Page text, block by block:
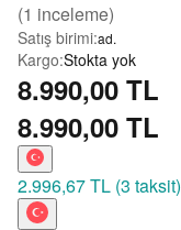
(1 inceleme)
Satış birimi:ad.
Kargo:Stokta yok
8.990,00 TL
8.990,00 TL
2.996,67 TL (3 taksit)